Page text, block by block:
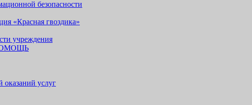
безопасности
«Красная гвоздика»
учреждения
оказаний услуг